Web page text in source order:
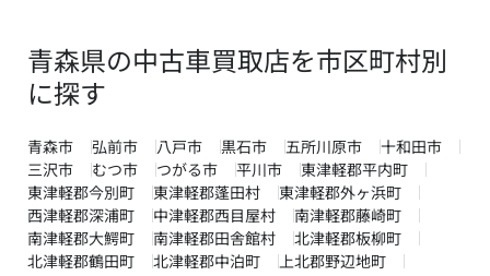
青森県の中古車買取店を市区町村別
に探す
青森市 弘前市 八戸市 黒石市 五所川原市
十和田市
三沢市
むつ市 つがる市 平川市
東津軽郡平内町
東津軽郡今別町
東津軽郡蓬田村
東津軽郡外ヶ浜町
西津軽郡深浦町
中津軽郡西目屋村
南津軽郡藤崎町
南津軽郡大鰐町
南津軽郡田舎館村
北津軽郡板柳町
北津軽郡鶴田町
北津軽郡中泊町
上北郡野辺地町